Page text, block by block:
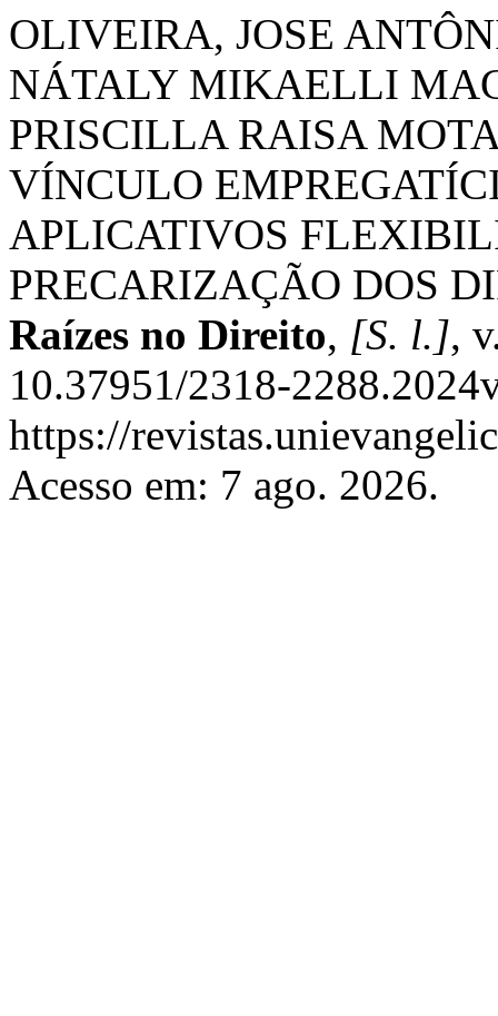
OLIVEIRA, JOSE
NÁTALY MIKAELLI
PRISCILLA RAISA
VÍNCULO
APLICATIVOS
PRECARIZAÇÃO DOS
Raízes no Direito, [S. l.],
10.37951/2318-
https://
Acesso em: 7 ago. 2026.